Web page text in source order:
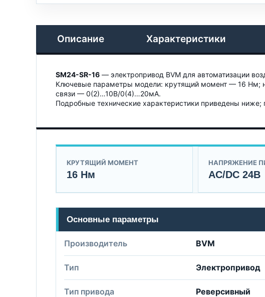
Описание Характеристики
SM24-SR-16 — электропривод BVM для автоматизации
Ключевые параметры модели: крутящий момент — 16 Нм;
связи — 0(2)…10В/0(4)…20мА.
Подробные технические характеристики приведены ниже;
КРУТЯЩИЙ МОМЕНТ
16 Нм
НАПРЯЖЕНИЕ
AC/DC 24B
Основные параметры
Производитель BVM
Тип Электропривод
Тип привода Реверсивный